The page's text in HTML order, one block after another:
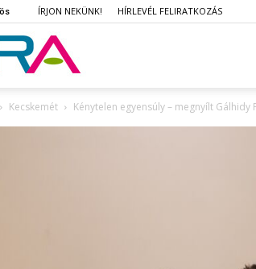
ÍRJON NEKÜNK! HÍRLEVÉL FELIRATKOZÁS
Kecskemét Kénytelen egyensúly – megnyílt Gálhidy